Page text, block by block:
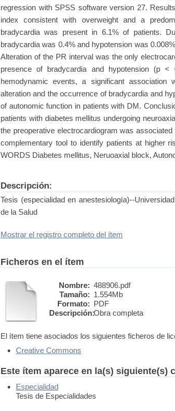
regression with SPSS software version 27.
index consistent with overweight and a
bradycardia was present in 6.1% of patients.
bradycardia was 0.4% and hypotension was
Alteration of the PR interval was the only
presence of bradycardia and hypotension (p
hemodynamic events, a significant association
alteration and the occurrence of bradycardia and
of autonomic function in patients with DM.
patients with diabetes mellitus undergoing
the preoperative electrocardiogram was
complementary tool to identify patients at higher
WORDS Diabetes mellitus, Neruoaxial block,
Descripción:
Tesis (especialidad en anestesiología)--
de la Salud
Mostrar el registro completo del ítem
Ficheros en el ítem
Nombre: 488906.pdf
Tamaño: 1.554Mb
Formato: PDF
Descripción:Obra completa
El ítem tiene asociados los siguientes ficheros de
Creative Commons
Este ítem aparece en la(s) siguiente(s)
Especialidad
Tesis de Especialidades